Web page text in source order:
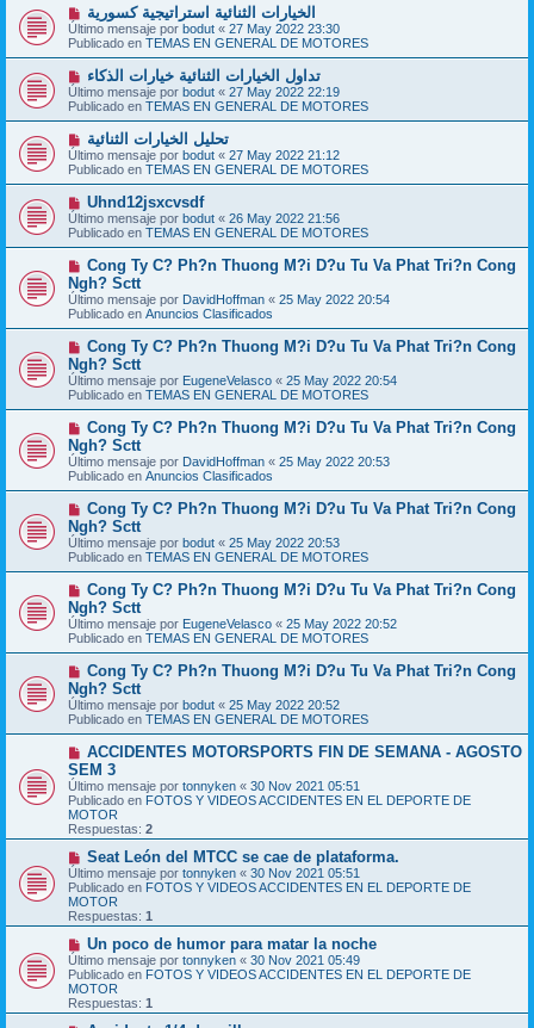
em
e
n
s
a
j
e
N
u
e
v
m
e
n
s
a
j
e
الخيارات الثنائية استراتيجية كسورية
Último mensaje por bodut « 27 May 2022 23:30
Publicado en TEMAS EN GENERAL DE MOTORES
N
u
e
v
m
e
n
s
a
j
e
تداول الخيارات الثنائية خيارات الذكاء
Último mensaje por bodut « 27 May 2022 22:19
Publicado en TEMAS EN GENERAL DE MOTORES
N
u
e
v
o
m
e
n
s
a
j
e
تحليل الخيارات الثنائية
Último mensaje por bodut « 27 May 2022 21:12
Publicado en TEMAS EN GENERAL DE MOTORES
N
u
e
v
m
e
n
s
a
Uhnd12jsxcvsdf
Último mensaje por bodut « 26 May 2022 21:56
Publicado en TEMAS EN GENERAL DE MOTORES
N
e
v
o
m
e
n
s
a
e
Cong Ty C? Ph?n Thuong M?i D?u Tu Va Phat Tri?n Cong
Ngh? Sctt
Último mensaje por DavidHoffman « 25 May 2022 20:54
Publicado en Anuncios Clasificados
N
e
v
o
m
e
n
s
a
e
Cong Ty C? Ph?n Thuong M?i D?u Tu Va Phat Tri?n Cong
Ngh? Sctt
Último mensaje por EugeneVelasco « 25 May 2022 20:54
Publicado en TEMAS EN GENERAL DE MOTORES
N
e
v
o
m
e
n
s
a
e
Cong Ty C? Ph?n Thuong M?i D?u Tu Va Phat Tri?n Cong
Ngh? Sctt
Último mensaje por DavidHoffman « 25 May 2022 20:53
Publicado en Anuncios Clasificados
N
e
v
o
m
e
n
s
a
e
Cong Ty C? Ph?n Thuong M?i D?u Tu Va Phat Tri?n Cong
Ngh? Sctt
Último mensaje por bodut « 25 May 2022 20:53
Publicado en TEMAS EN GENERAL DE MOTORES
N
e
v
o
m
e
n
s
a
Cong Ty C? Ph?n Thuong M?i D?u Tu Va Phat Tri?n Cong
Ngh? Sctt
Último mensaje por EugeneVelasco « 25 May 2022 20:52
Publicado en TEMAS EN GENERAL DE MOTORES
N
e
v
o
m
e
n
s
a
j
e
Cong Ty C? Ph?n Thuong M?i D?u Tu Va Phat Tri?n Cong
Ngh? Sctt
Último mensaje por bodut « 25 May 2022 20:52
Publicado en TEMAS EN GENERAL DE MOTORES
N
u
e
v
o
m
e
n
s
a
j
e
ACCIDENTES MOTORSPORTS FIN DE SEMANA - AGOSTO
SEM 3
Último mensaje por tonnyken « 30 Nov 2021 05:51
Publicado en FOTOS Y VIDEOS ACCIDENTES EN EL DEPORTE DE
MOTOR
Respuestas: 2
N
u
e
v
o
m
e
n
s
a
j
e
Seat León del MTCC se cae de plataforma.
Último mensaje por tonnyken « 30 Nov 2021 05:51
Publicado en FOTOS Y VIDEOS ACCIDENTES EN EL DEPORTE DE
MOTOR
Respuestas: 1
N
u
e
v
o
m
Un poco de humor para matar la noche
Último mensaje por tonnyken « 30 Nov 2021 05:49
Publicado en FOTOS Y VIDEOS ACCIDENTES EN EL DEPORTE DE
MOTOR
Respuestas: 1